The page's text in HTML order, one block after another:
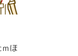
ほ